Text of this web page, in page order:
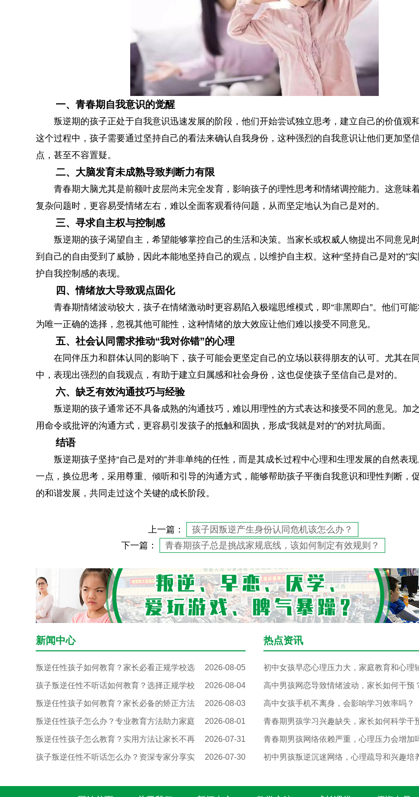
一、青春期自我意识的觉醒
叛逆期的孩子正处于自我意识迅速发展的阶段，他们开始尝试独立思考，建立自己的价值观
这个过程中，孩子需要通过坚持自己的看法来确认自我身份，这种强烈的自我意识让他们更加坚
点，甚至不容置疑。
二、大脑发育未成熟导致判断力有限
青春期大脑尤其是前额叶皮层尚未完全发育，影响孩子的理性思考和情绪调控能力。这意味
复杂问题时，更容易受情绪左右，难以全面客观看待问题，从而坚定地认为自己是对的。
三、寻求自主权与控制感
叛逆期的孩子渴望自主，希望能够掌控自己的生活和决策。当家长或权威人物提出不同意见
到自己的自由受到了威胁，因此本能地坚持自己的观点，以维护自主权。这种“坚持自己是对的”
护自我控制感的表现。
四、情绪放大导致观点固化
青春期情绪波动较大，孩子在情绪激动时更容易陷入极端思维模式，即“非黑即白”。他们可
为唯一正确的选择，忽视其他可能性，这种情绪的放大效应让他们难以接受不同意见。
五、社会认同需求推动“我对你错”的心理
在同伴压力和群体认同的影响下，孩子可能会更坚定自己的立场以获得朋友的认可。尤其在
中，表现出强烈的自我观点，有助于建立归属感和社会身份，这也促使孩子坚信自己是对的。
六、缺乏有效沟通技巧与经验
叛逆期的孩子通常还不具备成熟的沟通技巧，难以用理性的方式表达和接受不同的意见。加
用命令或批评的沟通方式，更容易引发孩子的抵触和固执，形成“我就是对的”的对抗局面。
结语
叛逆期孩子坚持“自己是对的”并非单纯的任性，而是其成长过程中心理和生理发展的自然表
一点，换位思考，采用尊重、倾听和引导的沟通方式，能够帮助孩子平衡自我意识和理性判断，
的和谐发展，共同走过这个关键的成长阶段。
上一篇：
孩子因叛逆产生身份认同危机该怎么办？
下一篇：
青春期孩子总是挑战家规底线，该如何制定有效规则？
新闻中心
叛逆任性孩子如何教育？家长必看正规学校选 2026-08-05
孩子叛逆任性不听话如何教育？选择正规学校 2026-08-04
叛逆任性孩子如何教育？家长必备的矫正方法 2026-08-03
叛逆任性孩子怎么办？专业教育方法助力家庭 2026-08-01
叛逆任性孩子怎么教育？实用方法让家长不再 2026-07-31
孩子叛逆任性不听话怎么办？资深专家分享实 2026-07-30
热点资讯
初中女孩早恋心理压力大，家庭教育和心理
高中男孩网恋导致情绪波动，家长如何干预
高中女孩手机不离身，会影响学习效率吗？
青春期男孩学习兴趣缺失，家长如何科学干
青春期男孩网络依赖严重，心理压力会增加
初中男孩叛逆沉迷网络，心理疏导和兴趣培